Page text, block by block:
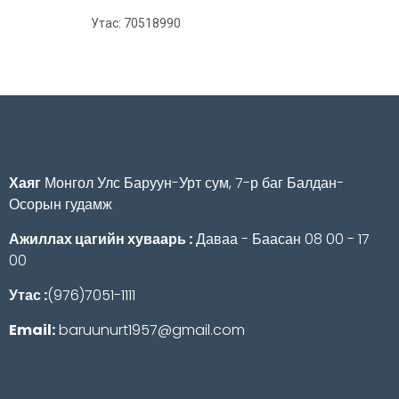
Утас: 70518990
Хаяг Монгол Улс Баруун-Урт сум, 7-р баг Балдан-
Осорын гудамж
Ажиллах цагийн хуваарь :Даваа - Баасан 08 00 - 17
00
Утас :(976)7051-1111
Email:baruunurt1957@gmail.com